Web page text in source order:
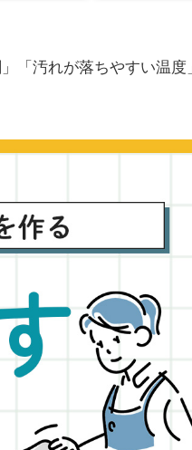
「汚れが落ちやすい温度